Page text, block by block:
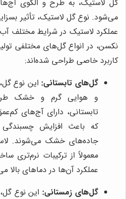
گل لاستیک، به طرح و الگوی
می‌شود. نوع گل لاستیک، تأثیر
عملکرد لاستیک در شرایط مختلف
نکسن، در انواع گل‌های مختلفی
کاربرد خاصی طراحی شده‌اند:
گل‌های تابستانی: این نوع
و هوایی گرم و خشک
تابستانی، دارای آج‌های
که باعث افزایش
جاده‌های خشک می‌شوند.
معمولاً از ترکیبات نرم‌تری
عملکرد آن‌ها در دماهای بالا
گل‌های زمستانی: این نوع